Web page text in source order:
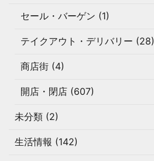
セール・バーゲン (1)
テイクアウト・デリバリー (28)
商店街 (4)
開店・閉店 (607)
未分類 (2)
生活情報 (142)